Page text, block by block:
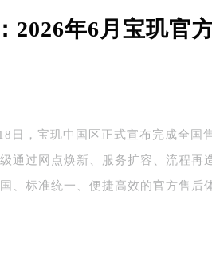
2座37层3705室（需提前预约）
1号楼18层1803室（需提前预约）
字楼1号楼16层1604室（需提前预
心东塔写字楼（华润万象城）17层
2026年6月宝玑官
日，宝玑中国区正式宣布完成全国
通过网点焕新、服务扩容、流程再
、标准统一、便捷高效的官方售后